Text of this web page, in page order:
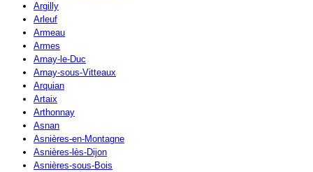
Argilly
Arleuf
Armeau
Armes
Arnay-le-Duc
Arnay-sous-Vitteaux
Arquian
Artaix
Arthonnay
Asnan
Asnières-en-Montagne
Asnières-lès-Dijon
Asnières-sous-Bois